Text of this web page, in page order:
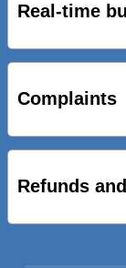
OPERE DEL
AL VIA SERVIZIO
VAIMOO PER
Real-time
Complaints
Refunds